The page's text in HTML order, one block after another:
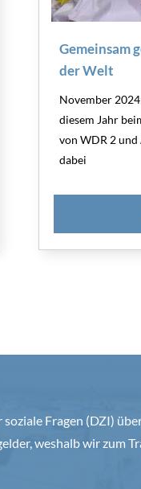
Gemeinsam
der Welt
November
diesem Jahr
von WDR 2
dabei
Fragen (DZI)
weshalb wir zum